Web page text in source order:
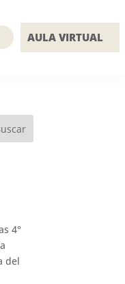
AULA VIRTUAL
4°
del